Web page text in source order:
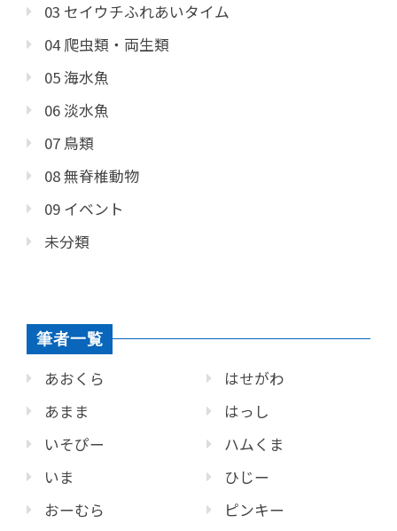
03 セイウチふれあいタイム
04 爬虫類・両生類
05 海水魚
06 淡水魚
07 鳥類
08 無脊椎動物
09 イベント
未分類
筆者一覧
あおくら
あまま
いそぴー
いま
おーむら
はせがわ
はっし
ハムくま
ひじー
ピンキー